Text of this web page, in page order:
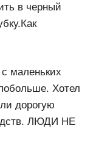
в черный
маленьких
Хотел
дорогую
ЛЮДИ НЕ